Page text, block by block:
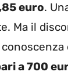
euro.
Ma il
a 700